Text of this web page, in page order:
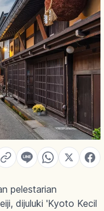
pelestarian
dijuluki 'Kyoto Kecil